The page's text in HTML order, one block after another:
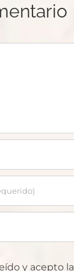
y acepto la